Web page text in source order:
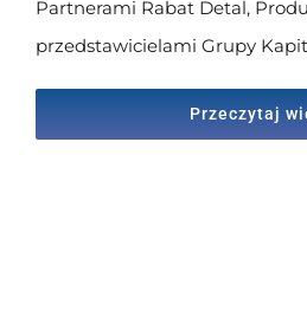
Partnerami Rabat Detal,
przedstawicielami Grupy
Przeczytaj